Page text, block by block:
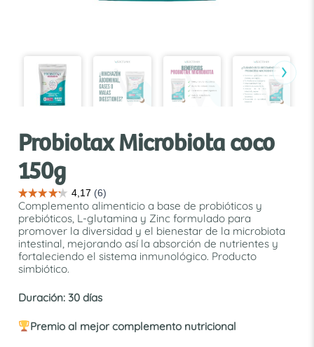
›
Probiotax Microbiota coco
150g
Complemento alimenticio a base de probióticos y
prebióticos, L-glutamina y Zinc formulado para
promover la diversidad y el bienestar de la microbiota
intestinal, mejorando así la absorción de nutrientes y
fortaleciendo el sistema inmunológico. Producto
simbiótico.
Duración: 30 días
Premio al mejor complemento nutricional